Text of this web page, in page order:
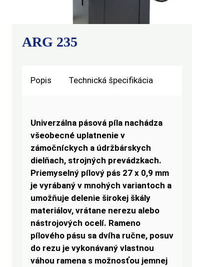
ARG 235
Popis Technická špecifikácia
Univerzálna pásová píla nachádza
všeobecné uplatnenie v
zámočníckych a údržbárskych
dielňach, strojných prevádzkach.
Priemyselný pílový pás 27 x 0,9 mm
je vyrábaný v mnohých variantoch a
umožňuje delenie širokej škály
materiálov, vrátane nerezu alebo
nástrojových ocelí. Rameno
pílového pásu sa dvíha ručne, posuv
do rezu je vykonávaný vlastnou
váhou ramena s možnosťou jemnej